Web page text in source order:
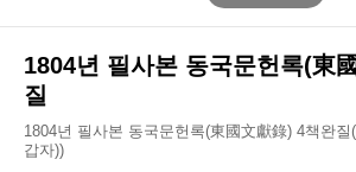
1804년 필사본 동국문헌록(東
질
1804년 필사본 동국문헌록(東國文獻錄) 4책완
갑자))